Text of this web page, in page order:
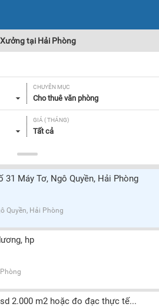
tại Hải Phòng
CHUYÊN MỤC
Cho thuê văn phòng
GIÁ ( THÁNG)
Tất cả
TIỆN ÍCH VÀ TRANG THIẾT BỊ
Tất cả
Máy Tơ, Ngô Quyền, Hải Phòng
Quyền, Hải Phòng
hp
2.000 m2 hoặc đo đạc thực tế...